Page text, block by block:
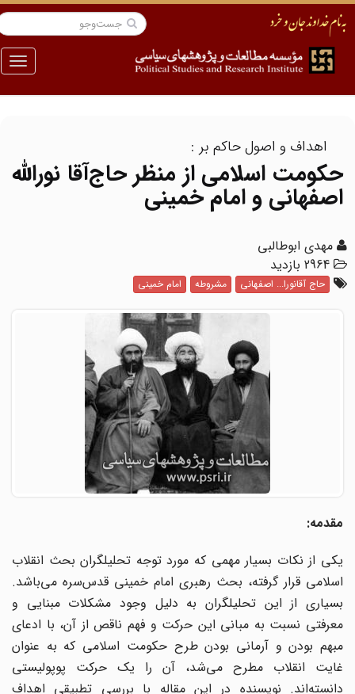
منو
اهداف و اصول حاکم بر :
حکومت اسلامی از منظر حاج‌آقا نوراللّه
اصفهانی و امام خمینی
مهدی ابوطالبی
2964 بازدید
حاج آقانورا... اصفهانی مشروطه امام خمینی
مقدمه:
یکی از نکات بسیار مهمی که مورد توجه تحلیلگران بحث انقلاب
اسلامی قرار گرفته، بحث رهبری امام خمینی قدس‌سره می‌باشد.
بسیاری از این تحلیلگران به دلیل وجود مشکلات مبنایی و
معرفتی نسبت به مبانی این حرکت و فهم ناقص از آن، با ادعای
مبهم بودن و آرمانی بودن طرح حکومت اسلامی که به عنوان
غایت انقلاب مطرح می‌شد، آن را یک حرکت پوپولیستی
دانسته‌اند. نویسنده در این مقاله با بررسی تطبیقی اهداف